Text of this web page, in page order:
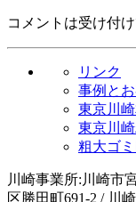
コメントは受け付け
リンク
事例と
東京川
東京川
粗大ゴ
川崎事業所:川崎市
区勝田町691-2 / 川